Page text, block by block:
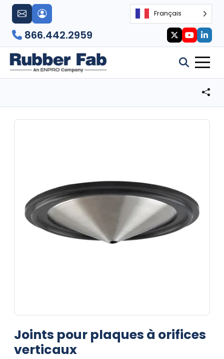
Français
866.442.2959
Joints pour plaques à orifices
verticaux